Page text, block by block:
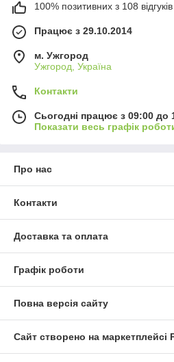
100% позитивних з 108 відгуків
Працює з 29.10.2014
м. Ужгород
Ужгород, Україна
Контакти
Сьогодні працює з 09:00 до
Показати весь графік
Про нас
Контакти
Доставка та оплата
Графік роботи
Повна версія сайту
Сайт створено на маркетплейсі